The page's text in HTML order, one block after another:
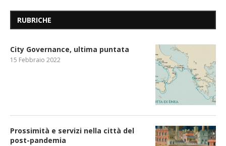
RUBRICHE
City Governance, ultima puntata
15 Febbraio 2022
Prossimità e servizi nella città del
post-pandemia